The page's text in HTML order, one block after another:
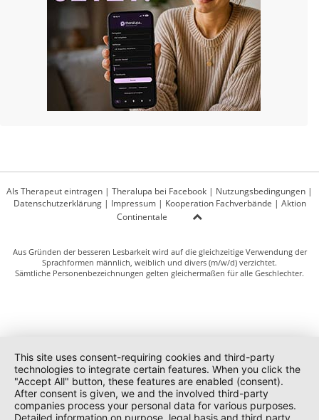
Als Therapeut eintragen | Theralupa bei Facebook | Nutzungsbedingungen |
Datenschutzerklärung| Impressum| Kooperation Fachverbände | Aktion
Continentale
Aus Gründen der besseren Lesbarkeit wird auf die gleichzeitige Verwendung der
Sprachformen männlich, weiblich und divers (m/w/d) verzichtet.
Sämtliche Personenbezeichnungen gelten gleichermaßen für alle Geschlechter.
This site uses consent-requiring cookies and third-party
technologies to integrate certain features. When you click the
"Accept All" button, these features are enabled (consent).
After consent is given, we and the involved third-party
companies process your personal data for various purposes.
Detailed information on purpose, legal basis and third party